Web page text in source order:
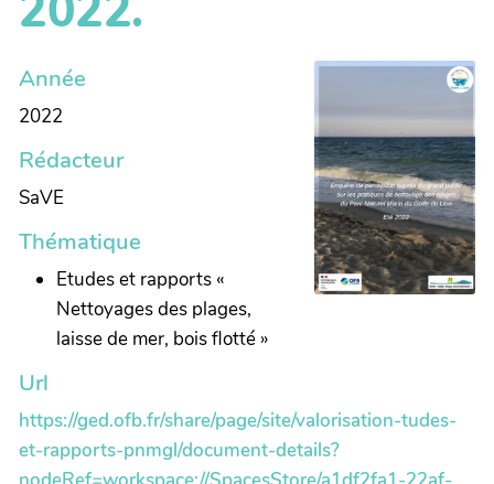
Année
2022
Rédacteur
SaVE
Thématique
Etudes et rapports «
Nettoyages des plages,
laisse de mer, bois flotté »
Url
https://ged.ofb.fr/share/page/site/valorisation-tudes-
et-rapports-pnmgl/document-details?